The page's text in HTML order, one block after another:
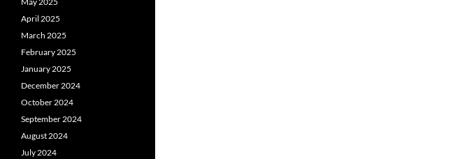
April 2025
March 2025
February 2025
January 2025
December 2024
October 2024
September 2024
August 2024
July 2024